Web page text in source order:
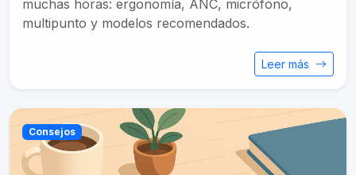
muchas horas: ergonomía, ANC, micrófono,
multipunto y modelos recomendados.
Leer más
Consejos